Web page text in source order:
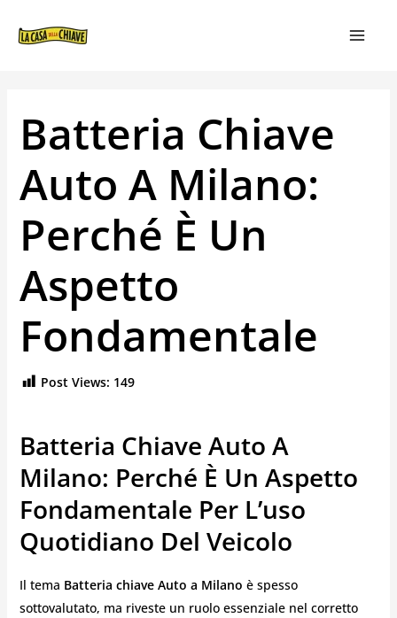
Batteria Chiave
Auto A Milano:
Perché È Un
Aspetto
Fondamentale
Post Views: 149
Batteria Chiave Auto A
Milano: Perché È Un Aspetto
Fondamentale Per L’uso
Quotidiano Del Veicolo
Il tema Batteria chiave Auto a Milano è spesso
sottovalutato, ma riveste un ruolo essenziale nel corretto
ARTICOLI